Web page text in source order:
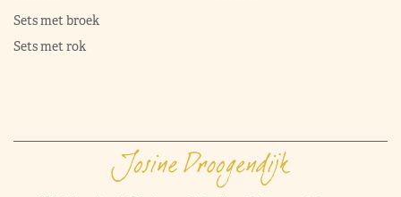
Sets met broek
Sets met rok